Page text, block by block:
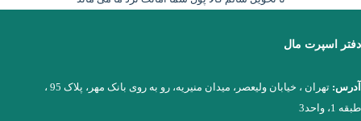
دفتر اسپرت مال
آدرس:
تهران ، خیابان ولیعصر، میدان منیریه، رو به روی بانک مهر، پلاک 95 ،
طبقه 1، واحد3